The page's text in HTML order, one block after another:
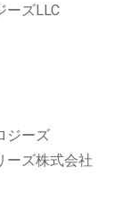
ーズLLC
ジーズ
ーズ株式会社